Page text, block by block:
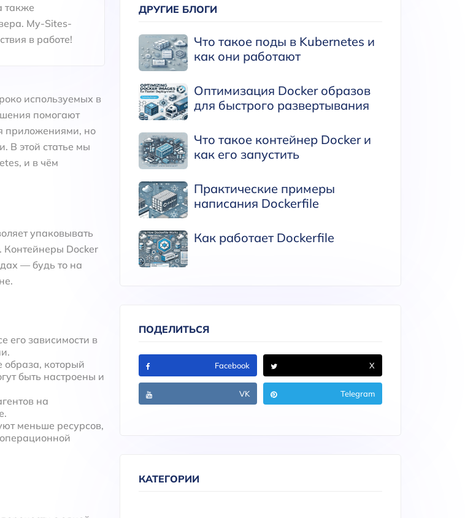
также
My-Sites-
в работе!
используемых в
помогают
приложениями, но
В этой статье мы
и в чём
упаковывать
Контейнеры Docker
— будь то на
его зависимости в
образа, который
быть настроены и
на
меньше ресурсов,
ДРУГИЕ БЛОГИ
Что такое поды в Kubernetes и
как они работают
Оптимизация Docker образов
для быстрого развертывания
Что такое контейнер Docker и
как его запустить
Практические примеры
написания Dockerfile
Как работает Dockerfile
ПОДЕЛИТЬСЯ
Facebook X
VK Telegram
КАТЕГОРИИ